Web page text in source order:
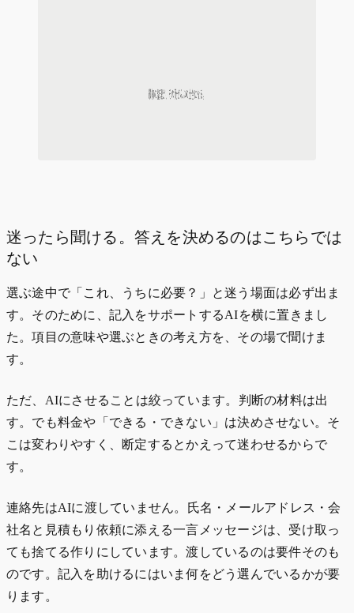
迷ったら聞ける。答えを決めるのはこちらでは
ない
選ぶ途中で「これ、うちに必要？」と迷う場面は必ず出ま
す。そのために、記入をサポートするAIを横に置きまし
た。項目の意味や選ぶときの考え方を、その場で聞けま
す。
ただ、AIにさせることは絞っています。判断の材料は出
す。でも料金や「できる・できない」は決めさせない。そ
こは変わりやすく、断定するとかえって迷わせるからで
す。
連絡先はAIに渡していません。氏名・メールアドレス・会
社名と見積もり依頼に添える一言メッセージは、受け取っ
ても捨てる作りにしています。渡しているのは要件そのも
のです。記入を助けるにはいま何をどう選んでいるかが要
ります。